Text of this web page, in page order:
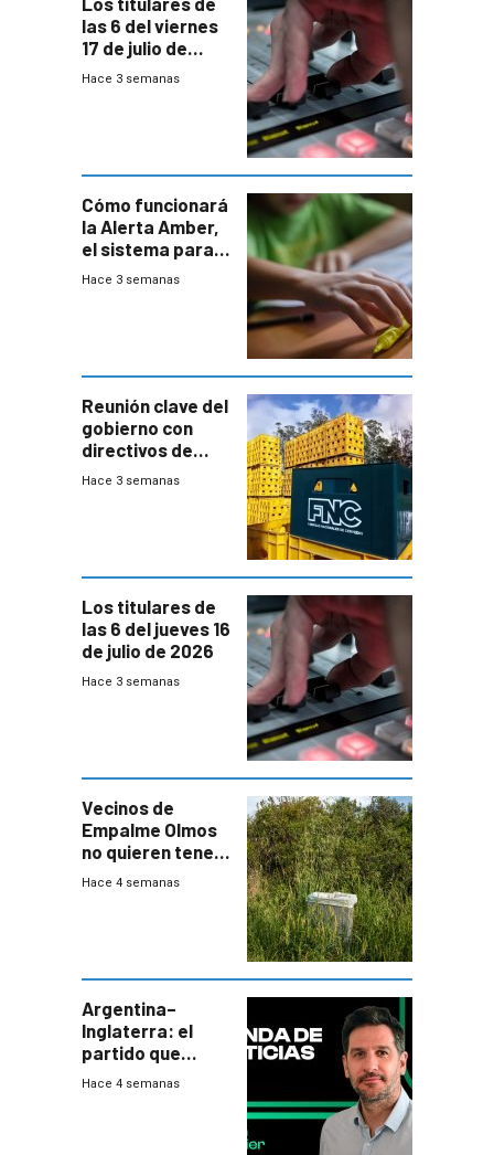
las 6 del viernes
17 de julio de
2026
Hace 3 semanas
Cómo funcionará
la Alerta Amber,
el sistema para
la búsqueda
Hace 3 semanas
Reunión clave del
gobierno con
directivos de
Fábricas
Hace 3 semanas
Los titulares de
las 6 del jueves 16
de julio de 2026
Hace 3 semanas
Vecinos de
Empalme Olmos
no quieren tener
cerca una planta
departamental
Hace 4 semanas
Argentina–
Inglaterra: el
partido que
nunca termina
Hace 4 semanas